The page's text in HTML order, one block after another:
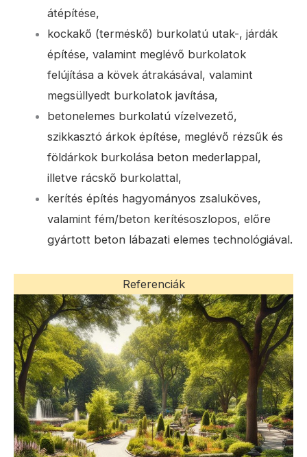
átépítése,
kockakő (terméskő) burkolatú utak-, járdák
építése, valamint meglévő burkolatok
felújítása a kövek átrakásával, valamint
megsüllyedt burkolatok javítása,
betonelemes burkolatú vízelvezető,
szikkasztó árkok építése, meglévő rézsűk és
földárkok burkolása beton mederlappal,
illetve rácskő burkolattal,
kerítés építés hagyományos zsaluköves,
valamint fém/beton kerítésoszlopos, előre
gyártott beton lábazati elemes technológiával.
Referenciák